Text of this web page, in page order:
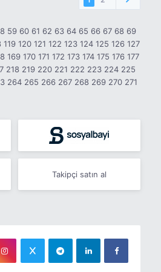
59 60 61 62 63 64 65 66 67 68 69
119 120 121 122 123 124 125 126 127
169 170 171 172 173 174 175 176 177
218 219 220 221 222 223 224 225
264 265 266 267 268 269 270 271
Takipçi satın al